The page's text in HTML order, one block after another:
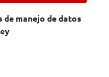
de manejo de datos